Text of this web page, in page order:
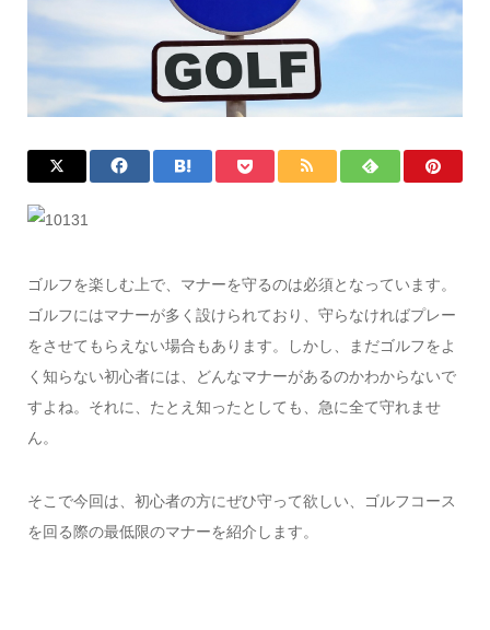
ゴルフを楽しむ上で、マナーを守るのは必須となっています。
ゴルフにはマナーが多く設けられており、守らなければプレー
をさせてもらえない場合もあります。しかし、まだゴルフをよ
く知らない初心者には、どんなマナーがあるのかわからないで
すよね。それに、たとえ知ったとしても、急に全て守れませ
ん。
そこで今回は、初心者の方にぜひ守って欲しい、ゴルフコース
を回る際の最低限のマナーを紹介します。